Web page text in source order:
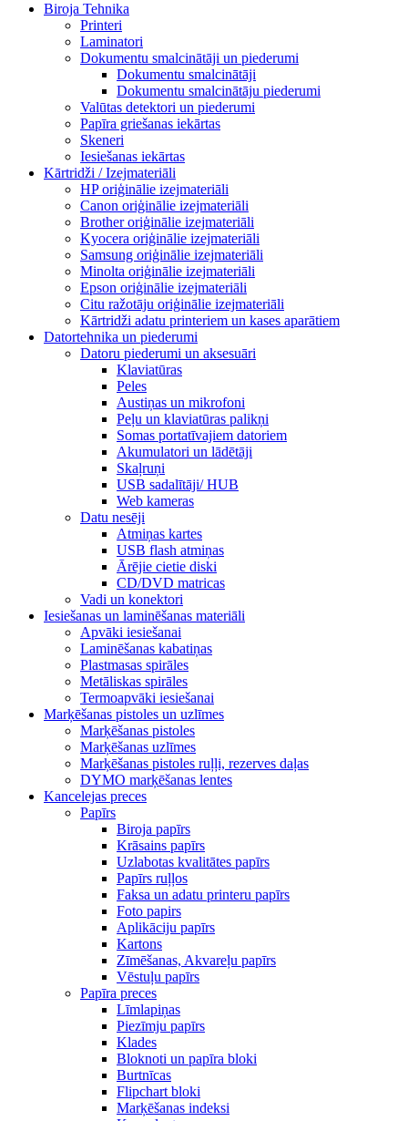
Biroja Tehnika
Printeri
Laminatori
Dokumentu smalcinātāji un piederumi
Dokumentu smalcinātāji
Dokumentu smalcinātāju piederumi
Valūtas detektori un piederumi
Papīra griešanas iekārtas
Skeneri
Iesiešanas iekārtas
Kārtridži / Izejmateriāli
HP oriģinālie izejmateriāli
Canon oriģinālie izejmateriāli
Brother oriģinālie izejmateriāli
Kyocera oriģinālie izejmateriāli
Samsung oriģinālie izejmateriāli
Minolta oriģinālie izejmateriāli
Epson oriģinālie izejmateriāli
Citu ražotāju oriģinālie izejmateriāli
Kārtridži adatu printeriem un kases aparātiem
Datortehnika un piederumi
Datoru piederumi un aksesuāri
Klaviatūras
Peles
Austiņas un mikrofoni
Peļu un klaviatūras palikņi
Somas portatīvajiem datoriem
Akumulatori un lādētāji
Skaļruņi
USB sadalītāji/ HUB
Web kameras
Datu nesēji
Atmiņas kartes
USB flash atmiņas
Ārējie cietie diski
CD/DVD matricas
Vadi un konektori
Iesiešanas un laminēšanas materiāli
Apvāki iesiešanai
Laminēšanas kabatiņas
Plastmasas spirāles
Metāliskas spirāles
Termoapvāki iesiešanai
Marķēšanas pistoles un uzlīmes
Marķēšanas pistoles
Marķēšanas uzlīmes
Marķēšanas pistoles ruļļi, rezerves daļas
DYMO marķēšanas lentes
Kancelejas preces
Papīrs
Biroja papīrs
Krāsains papīrs
Uzlabotas kvalitātes papīrs
Papīrs ruļļos
Faksa un adatu printeru papīrs
Foto papirs
Aplikāciju papīrs
Kartons
Zīmēšanas, Akvareļu papīrs
Vēstuļu papīrs
Papīra preces
Līmlapiņas
Piezīmju papīrs
Klades
Bloknoti un papīra bloki
Burtnīcas
Flipchart bloki
Marķēšanas indeksi